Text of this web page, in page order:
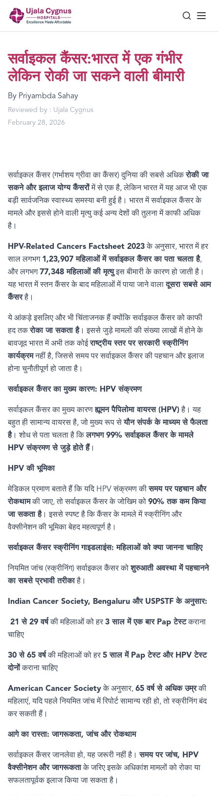
सर्वाइकल कैंसर:भारत में एक गंभीर
लेकिन रोकी जा सकने वाली बीमारी
By Priyambda Sahay
Reviewed by : Ujala Cygnus
February 28, 2026
सर्वाइकल कैंसर (गर्भाशय ग्रीवा का कैंसर) दुनिया की सबसे अधिक रोकी जा
सकने और इलाज योग्य कैंसरों में से एक है,लेकिन भारत में यह आज भी एक
बड़ी सार्वजनिक स्वास्थ्य समस्या बनी हुई है। भारत में सर्वाइकल कैंसर के
मामले और इससे होने वाली मृत्यु कई अन्य देशों की तुलना में काफी अधिक
है।
HPV-Related Cancers Factsheet 2023 के अनुसार, भारत में हर
साल लगभग 1,23,907महिलाओं में सर्वाइकल कैंसर का पता चलता है,
और लगभग 77,348महिलाओं की मृत्यु इस बीमारी के कारण हो जाती है।
यह भारत में स्तन कैंसर के बाद महिलाओं में पाया जाने वाला दूसरा सबसे आम
कैंसर है।
ये आंकड़े इसलिए और भी चिंताजनक हैं क्योंकि सर्वाइकल कैंसर को काफी
हद तक रोका जा सकता है। इससे जुड़े मामलों की संख्या लाखों में होने के
बावजूद भारत में अभी तक कोई राष्ट्रीय स्तर पर सरकारी स्क्रीनिंग
कार्यक्रम नहीं है,जिससे समय पर सर्वाइकल कैंसर की पहचान और इलाज
होना चुनौतीपूर्ण हो जाता है।
सर्वाइकल कैंसर का मुख्य कारण: HPVसंक्रमण
सर्वाइकल कैंसर का मुख्य कारण ह्यूमन पैपिलोमा वायरस ( HPV)है। यह
बहुत ही सामान्य वायरस है,जो मुख्य रूप से यौन संपर्क के माध्यम से फैलता
है। शोध से पता चलता है कि लगभग99%सर्वाइकल कैंसर के मामले
HPVसंक्रमण से जुड़े होते हैं।
HPVकी भूमिका
मेडिकल प्रमाण बताते हैं कि यदि HPVसंक्रमण की समय पर पहचान और
रोकथाम की जाए,तो सर्वाइकल कैंसर के जोखिम को 90%तक कम किया
जा सकता है। इससे स्पष्ट है कि कैंसर के मामले में स्क्रीनिंग और
वैक्सीनेशन की भूमिका बेहद महत्वपूर्ण है।
सर्वाइकल कैंसर स्क्रीनिंग गाइडलाइंस: महिलाओं को क्या जानना चाहिए
नियमित जांच (स्क्रीनिंग) सर्वाइकल कैंसर को शुरुआती अवस्था में पहचानने
का सबसे प्रभावी तरीका है।
Indian Cancer Society, Bengaluru और USPSTFके अनुसार:
21से 29वर्ष की महिलाओं को हर 3साल में एक बार Papटेस्ट कराना
चाहिए
30से 65वर्ष की महिलाओं को हर 5साल में Papटेस्ट और HPVटेस्ट
दोनों कराना चाहिए
American Cancer Society के अनुसार, 65वर्ष से अधिक उम्र की
महिलाएं,यदि पहले नियमित जांच में रिपोर्ट सामान्य रही हो,तो स्क्रीनिंग बंद
कर सकती हैं।
आगे का रास्ता: जागरूकता,जांच और रोकथाम
सर्वाइकल कैंसर जानलेवा हो, यह जरूरी नहीं है। समय पर जांच, HPV
वैक्सीनेशन और जागरूकता के जरिए इसके अधिकांश मामलों को रोका या
सफलतापूर्वक इलाज किया जा सकता है।